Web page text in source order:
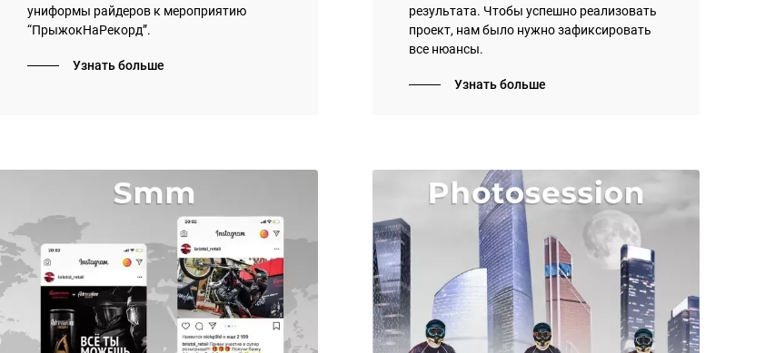
униформы райдеров к мероприятию
“ПрыжокНаРекорд”.
Узнать больше
результата. Чтобы успешно реализовать
проект, нам было нужно зафиксировать
все нюансы.
Узнать больше